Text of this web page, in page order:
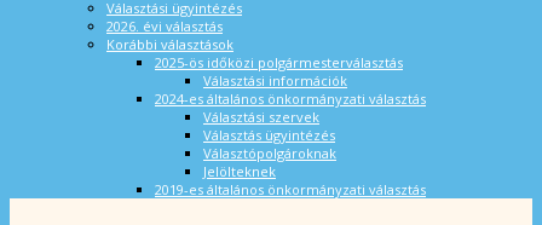
Választási ügyintézés
2026. évi választás
Korábbi választások
2025-ös időközi polgármesterválasztás
Választási információk
2024-es általános önkormányzati választás
Választási szervek
Választás ügyintézés
Választópolgároknak
Jelölteknek
2019-es általános önkormányzati választás